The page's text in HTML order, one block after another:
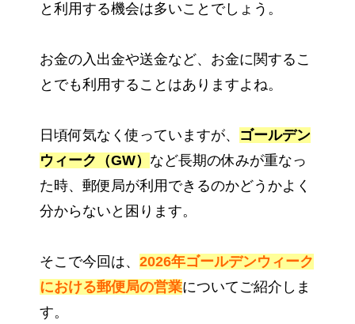
と利用する機会は多いことでしょう。
お金の入出金や送金など、お金に関するこ
とでも利用することはありますよね。
日頃何気なく使っていますが、 ゴールデン
ウィーク（GW） など長期の休みが重なっ
た時、郵便局が利用できるのかどうかよく
分からないと困ります。
そこで今回は、 2026年ゴールデンウィーク
における郵便局の営業についてご紹介しま
す。